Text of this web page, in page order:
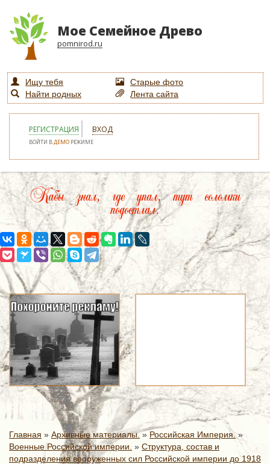
Мое Семейное Древо
pomnirod.ru
Ищу тебя
Старые фото
Найти родных
Лента сайта
РЕГИСТРАЦИЯ ВХОД
ВОЙТИ ВДЕМО РЕЖИМЕ
Кабы знал, где упал, тут соломки
подостлал.
Главная » Архивные материалы.» Российская Империя. »
Военные Российской империи. » Структура, состав и
подразделения вооруженных сил Российской империи до 1918